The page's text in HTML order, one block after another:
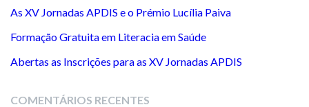
As XV Jornadas APDIS e o Prémio Lucília Paiva
Formação Gratuita em Literacia em Saúde
Abertas as Inscrições para as XV Jornadas APDIS
COMENTÁRIOS RECENTES